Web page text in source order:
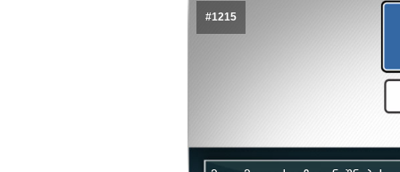
#1215